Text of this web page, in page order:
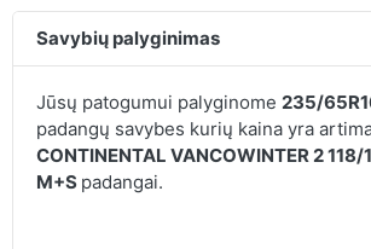
Savybių palyginimas
Jūsų patogumui palyginome 235/
padangų savybes kurių kaina yra
CONTINENTAL VANCOWINTER 2 118/
M+S padangai.